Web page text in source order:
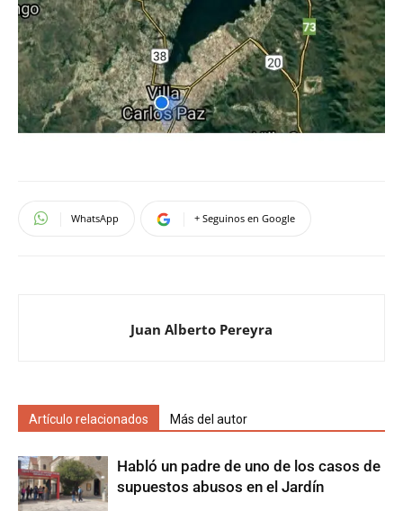
WhatsApp + Seguinos en Google
Juan Alberto Pereyra
Artículo relacionados Más del autor
Habló un padre de uno de los casos de
supuestos abusos en el Jardín